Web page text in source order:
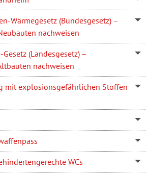
Wärmegesetz (Bundesgesetz) –
nachweisen
(Landesgesetz) –
nachweisen
mit explosionsgefährlichen Stoffen
WCs